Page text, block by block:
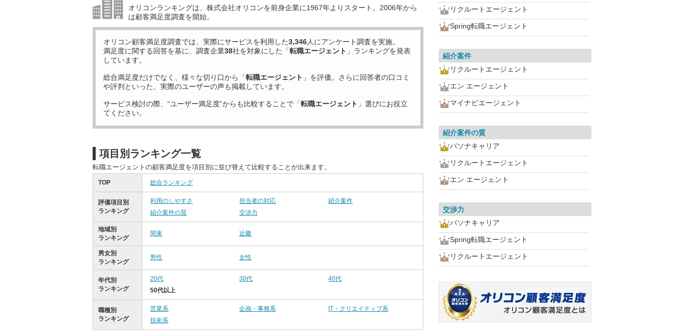
オリコンランキングは、株式会社オリコンを前身企業に1967年よりスタート。2006年から
は顧客満足度調査を開始。
オリコン顧客満足度調査では、実際にサービスを利用した3,346人にアンケート調査を実施。
満足度に関する回答を基に、調査企業38社を対象にした「転職エージェント 」ランキングを発表
しています。
総合満足度だけでなく、様々な切り口から「転職エージェント 」を評価。さらに回答者の口コミ
や評判といった、実際のユーザーの声も掲載しています。
サービス検討の際、“ユーザー満足度”からも比較することで「転職エージェント 」選びにお役立
てください。
項目別ランキング一覧
転職エージェントの顧客満足度を項目別に並び替えて比較することが出来ます。
TOP 総合ランキング
評価項目別
ランキング
利用のしやすさ 担当者の対応
紹介案件
紹介案件の質
交渉力
地域別
ランキング
関東 近畿
男女別
ランキング
男性 女性
年代別
ランキング
20代 30代
40代
50代以上
職種別
ランキング
営業系 企画・事務系
IT・クリエイティブ系
技術系
リクルートエージェント
Spring転職エージェント
紹介案件
リクルートエージェント
エン エージェント
マイナビエージェント
紹介案件の質
パソナキャリア
リクルートエージェント
エン エージェント
交渉力
パソナキャリア
Spring転職エージェント
リクルートエージェント